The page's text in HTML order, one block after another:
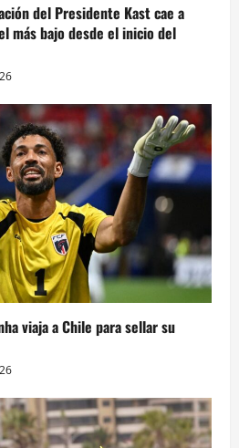
del Presidente Kast cae a
más bajo desde el inicio del
viaja a Chile para sellar su